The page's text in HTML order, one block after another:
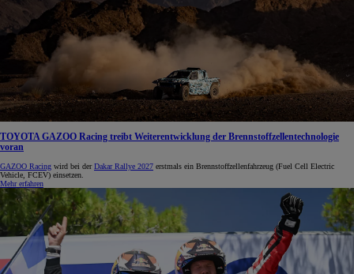
TOYOTA GAZOO Racing treibt Weiterentwicklung der Brennstoffzellentechnologie
voran
GAZOO Racing wird bei derDakar Rallye 2027 erstmals ein Brennstoffzellenfahrzeug (Fuel Cell Electric
Vehicle, FCEV) einsetzen.
Mehr erfahren